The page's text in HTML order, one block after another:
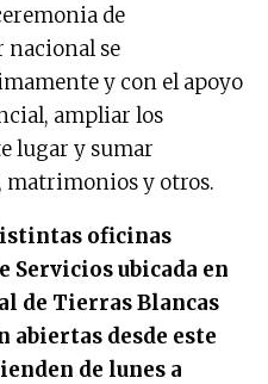
de
se
y con el apoyo
ampliar los
lugar y sumar
matrimonios y otros.
oficinas
Servicios ubicada en
de Tierras Blancas
abiertas desde este
de lunes a